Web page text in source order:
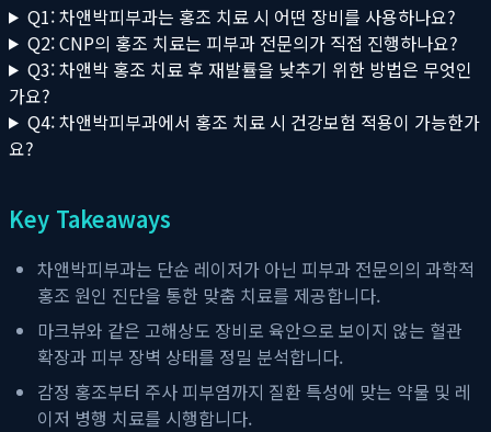
Q1: 차앤박피부과는 홍조 치료 시 어떤 장비를 사용하나요?
Q2: CNP의 홍조 치료는 피부과 전문의가 직접 진행하나요?
Q3: 차앤박 홍조 치료 후 재발률을 낮추기 위한 방법은 무엇인
가요?
Q4: 차앤박피부과에서 홍조 치료 시 건강보험 적용이 가능한가
요?
Key Takeaways
차앤박피부과는 단순 레이저가 아닌 피부과 전문의의 과학적
홍조 원인 진단을 통한 맞춤 치료를 제공합니다.
마크뷰와 같은 고해상도 장비로 육안으로 보이지 않는 혈관
확장과 피부 장벽 상태를 정밀 분석합니다.
감정 홍조부터 주사 피부염까지 질환 특성에 맞는 약물 및 레
이저 병행 치료를 시행합니다.